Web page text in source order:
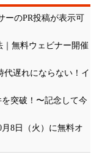
ーのPR投稿が表示可
無料ウェビナー開催
遅れにならない！イ
突破！〜記念して今
8日（火）に無料オ